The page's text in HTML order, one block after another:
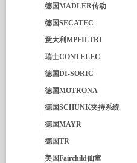
德国MADLER传动
德国SECATEC
意大利MPFILTRI
瑞士CONTELEC
德国DI-SORIC
德国MOTRONA
德国SCHUNK夹持系统
德国MAYR
德国TR
美国Fairchild仙童